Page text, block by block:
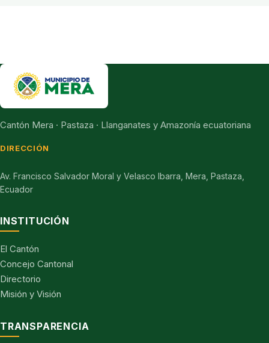
Cantón Mera · Pastaza · Llanganates y Amazonía ecuatoriana
DIRECCIÓN
Av. Francisco Salvador Moral y Velasco Ibarra, Mera, Pastaza,
Ecuador
INSTITUCIÓN
El Cantón
Concejo Cantonal
Directorio
Misión y Visión
TRANSPARENCIA